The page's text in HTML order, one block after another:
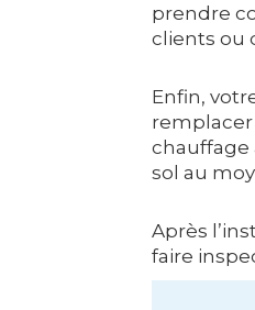
prendre
clients ou
Enfin,
remplacer
chauffage
sol au
Après
faire